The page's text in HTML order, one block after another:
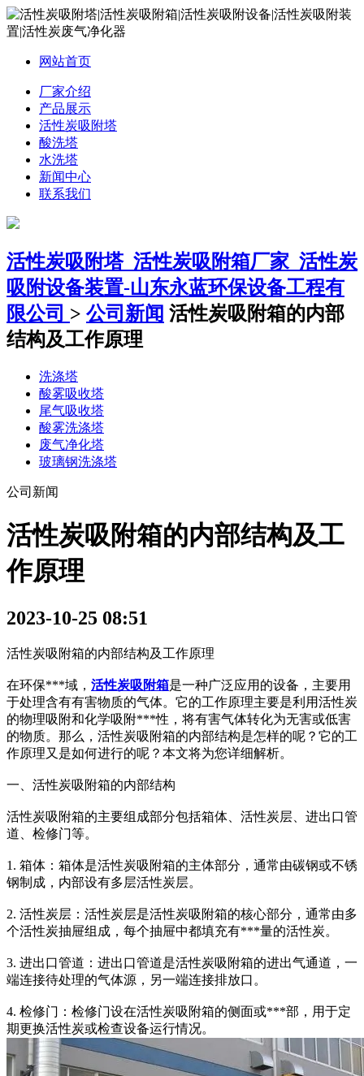
网站首页
厂家介绍
产品展示
活性炭吸附塔
酸洗塔
水洗塔
新闻中心
联系我们
活性炭吸附塔_活性炭吸附箱厂家_活性炭
吸附设备装置-山东永蓝环保设备工程有
限公司 > 公司新闻 活性炭吸附箱的内部
结构及工作原理
洗涤塔
酸雾吸收塔
尾气吸收塔
酸雾洗涤塔
废气净化塔
玻璃钢洗涤塔
公司新闻
活性炭吸附箱的内部结构及工
作原理
2023-10-25 08:51
活性炭吸附箱的内部结构及工作原理
在环保***域， 活性炭吸附箱是一种广泛应用的设备，主要用
于处理含有有害物质的气体。它的工作原理主要是利用活性炭
的物理吸附和化学吸附***性，将有害气体转化为无害或低害
的物质。那么，活性炭吸附箱的内部结构是怎样的呢？它的工
作原理又是如何进行的呢？本文将为您详细解析。
一、活性炭吸附箱的内部结构
活性炭吸附箱的主要组成部分包括箱体、活性炭层、进出口管
道、检修门等。
1. 箱体：箱体是活性炭吸附箱的主体部分，通常由碳钢或不锈
钢制成，内部设有多层活性炭层。
2. 活性炭层：活性炭层是活性炭吸附箱的核心部分，通常由多
个活性炭抽屉组成，每个抽屉中都填充有***量的活性炭。
3. 进出口管道：进出口管道是活性炭吸附箱的进出气通道，一
端连接待处理的气体源，另一端连接排放口。
4. 检修门：检修门设在活性炭吸附箱的侧面或***部，用于定
期更换活性炭或检查设备运行情况。